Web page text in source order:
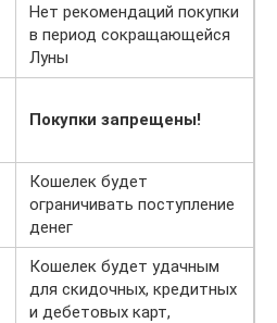
Нет рекомендаций покупки
в период сокращающейся
Луны
Покупки запрещены!
Кошелек будет
ограничивать поступление
денег
Кошелек будет удачным
для скидочных, кредитных
и дебетовых карт,